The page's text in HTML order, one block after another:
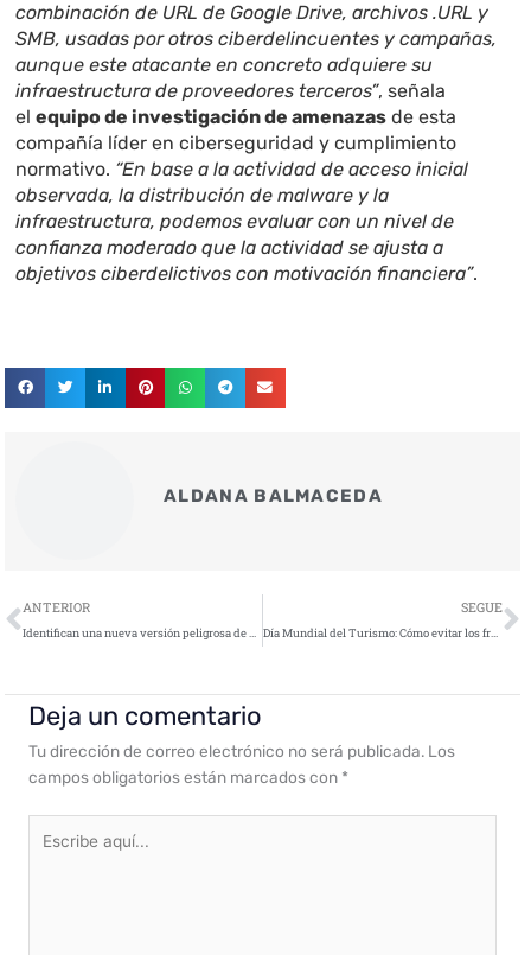
combinación de URL de Google Drive, archivos .URL y
SMB, usadas por otros ciberdelincuentes y campañas,
aunque este atacante en concreto adquiere su
infraestructura de proveedores terceros”, señala
elequipo de investigación de amenazas de esta
compañía líder en ciberseguridad y cumplimiento
normativo. “En base a la actividad de acceso inicial
observada, la distribución de malware y la
infraestructura, podemos evaluar con un nivel de
confianza moderado que la actividad se ajusta a
objetivos ciberdelictivos con motivación financiera”.
ALDANA BALMACEDA
Ant
ANTERIOR
Identifican una nueva versión peligrosa de Loki backdoor lanzada mediante phishing
SEGUE
Día Mundial del Turismo: Cómo evitar los fraudes más comunes en transporte y alojamientos
Deja un comentario
Tu dirección de correo electrónico no será publicada. Los
campos obligatorios están marcados con *
aquí...